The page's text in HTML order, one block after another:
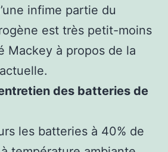
infime partie du
est très petit-moins
Mackey à propos de la
des batteries de
les batteries à 40% de